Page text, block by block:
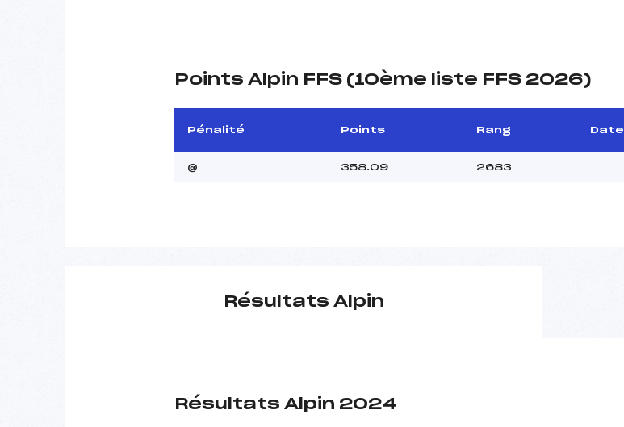
Points Alpin FFS (10ème liste FFS 2026)
Pénalité Points Rang Date
@ 358.09 2683
Résultats Alpin
Résultats Alpin 2024